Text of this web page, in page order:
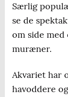
Særlig
se de
om side
muræner.
Akvariet har
havoddere